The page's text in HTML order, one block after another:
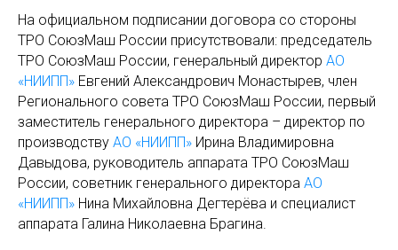
На официальном подписании договора со стороны
ТРО СоюзМаш России присутствовали: председатель
ТРО СоюзМаш России, генеральный директор АО
«НИИПП» Евгений Александрович Монастырев, член
Регионального совета ТРО СоюзМаш России, первый
заместитель генерального директора – директор по
производству АО «НИИПП» Ирина Владимировна
Давыдова, руководитель аппарата ТРО СоюзМаш
России, советник генерального директора АО
«НИИПП» Нина Михайловна Дегтерёва и специалист
аппарата Галина Николаевна Брагина.